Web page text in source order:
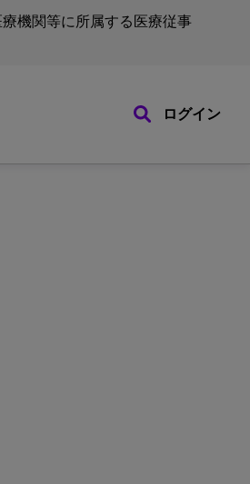
機関等に所属する医療従事
ログイン